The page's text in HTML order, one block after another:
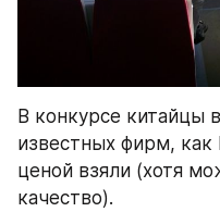
В конкурсе китайцы
известных фирм, как
ценой взяли (хотя
качество).